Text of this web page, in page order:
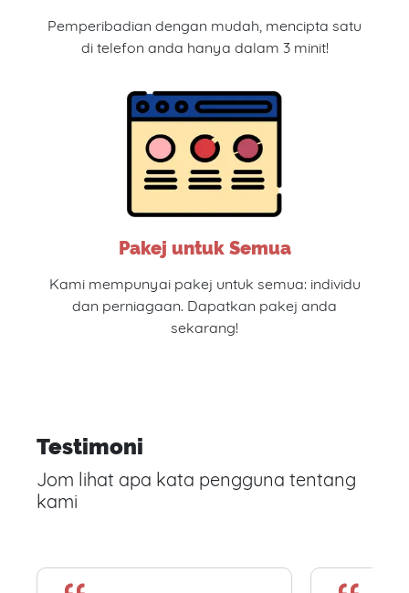
Pemperibadian dengan mudah, mencipta satu
di telefon anda hanya dalam 3 minit!
Pakej untuk Semua
Kami mempunyai pakej untuk semua: individu
dan perniagaan. Dapatkan pakej anda
sekarang!
Testimoni
Jom lihat apa kata pengguna tentang
kami